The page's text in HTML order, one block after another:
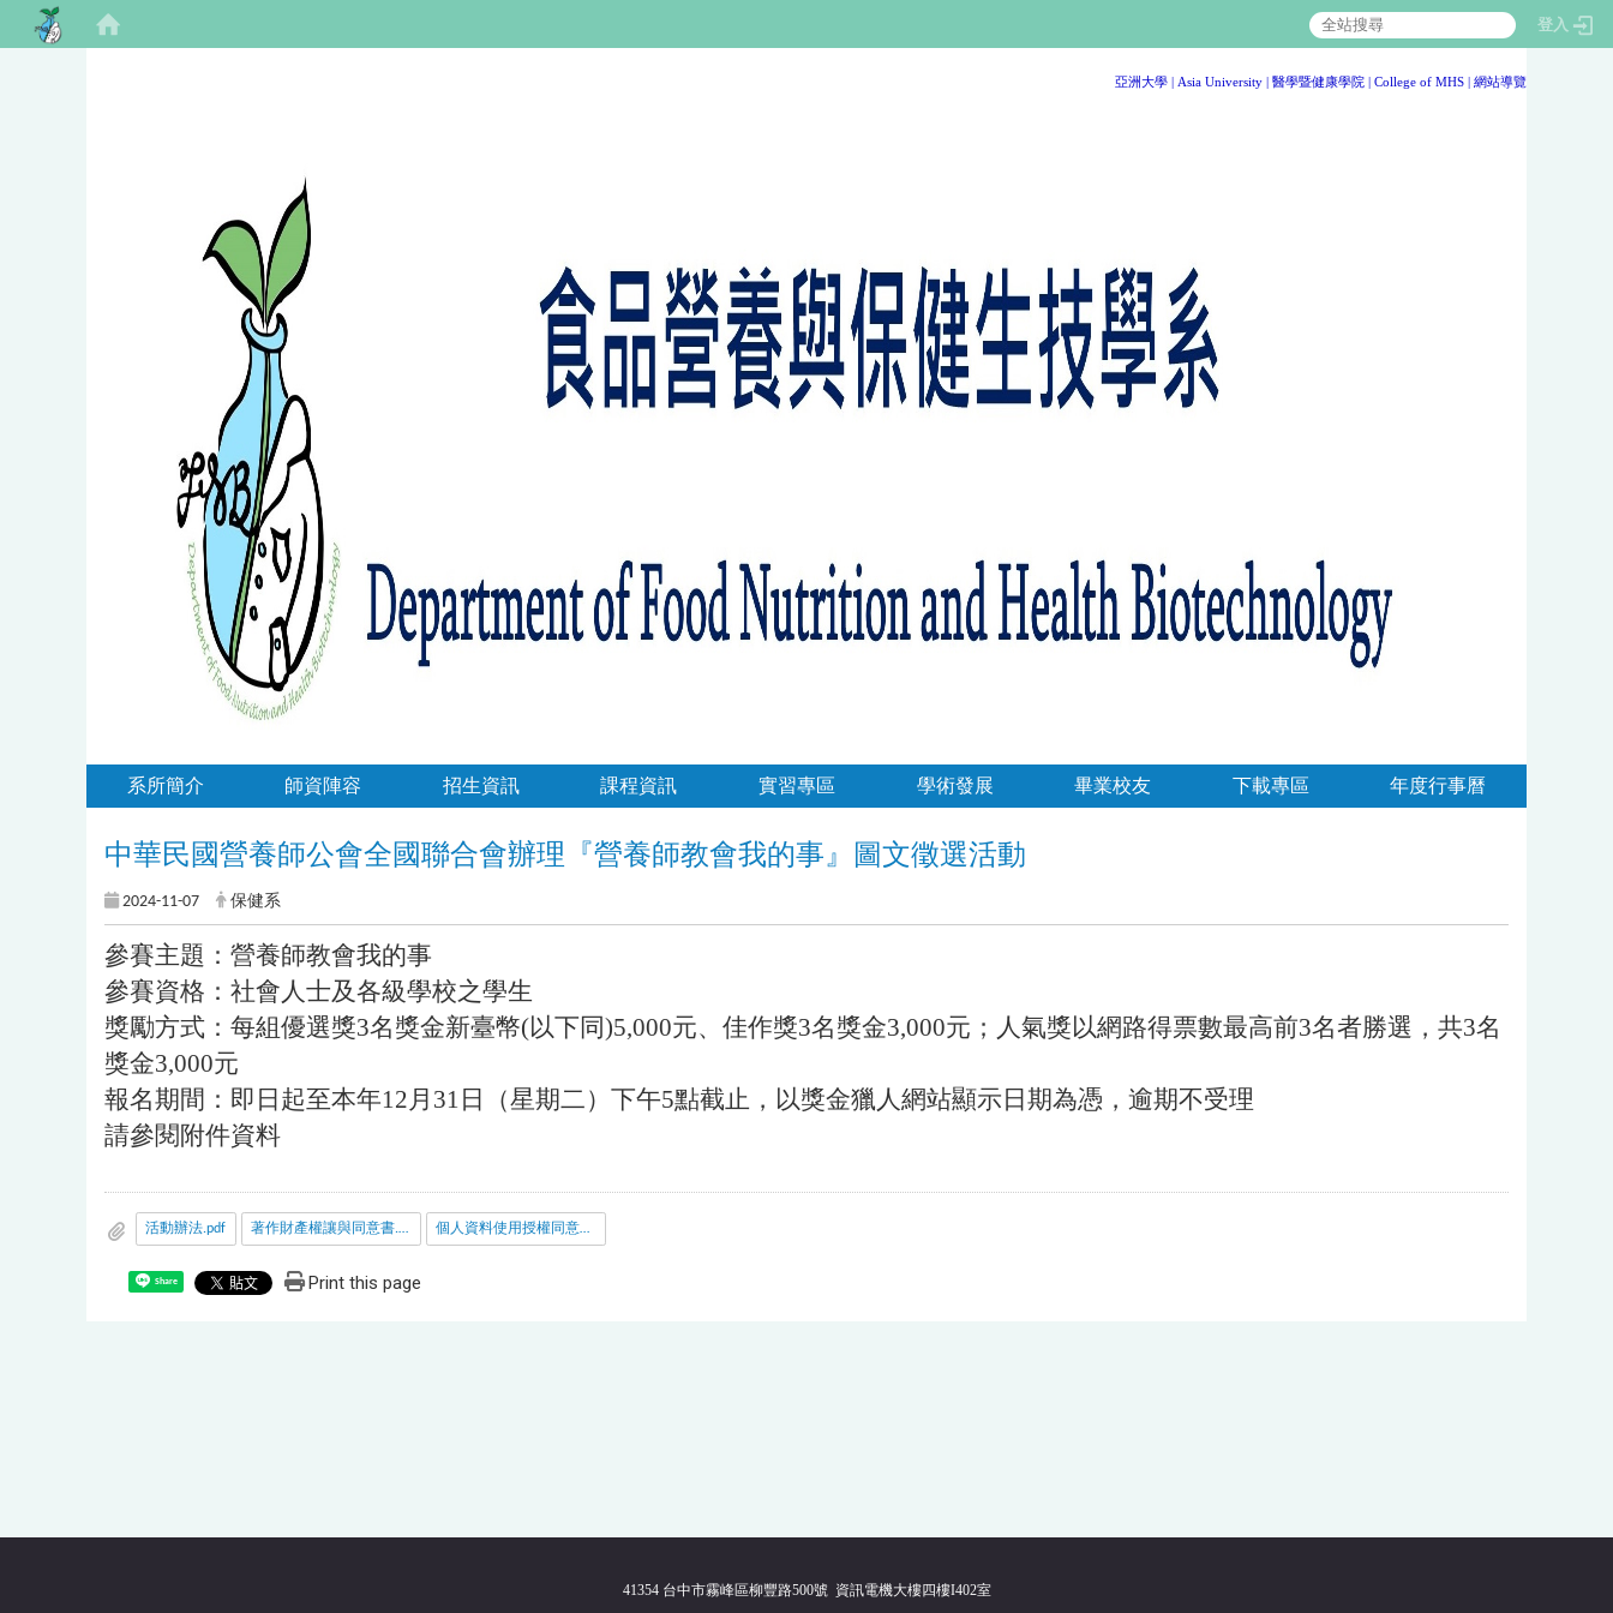
登入
:::
亞洲大學 | Asia University | 醫學暨健康學院 | College of MHS | 網站導覽
系所簡介 師資陣容 招生資訊 課程資訊 實習專區 學術發展 畢業校友 下載專區 年度行事曆
中華民國營養師公會全國聯合會辦理『營養師教會我的事』圖文徵選活動
2024-11-07 保健系
參賽主題：營養師教會我的事
參賽資格：社會人士及各級學校之學生
獎勵方式：每組優選獎3名獎金新臺幣(以下同)5,000元、佳作獎3名獎金3,000元；人氣獎以網路得票數最高前3名者勝選，共3名
獎金3,000元
報名期間：即日起至本年12月31日（星期二）下午5點截止，以獎金獵人網站顯示日期為憑，逾期不受理
請參閱附件資料
活動辦法.pdf 著作財產權讓與同意書.pdf 個人資料使用授權同意書.pdf
Share Print this page
41354 台中市霧峰區柳豐路500號 資訊電機大樓四樓I402室